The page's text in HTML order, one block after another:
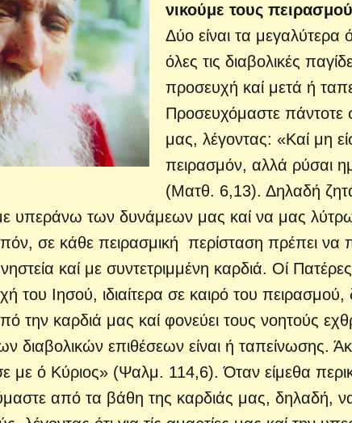
νικούμε τους
Δύο είναι τα μεγαλύτερα
όλες τις διαβολικές
προσευχή καί μετά ή
Προσευχόμαστε πάντοτε
μας, λέγον­τας: «Καί μη
πειρασμόν, αλλά ρύσαι
(Ματθ. 6,13). Δηλαδή
υπεράνω των δυνάμεων μας καί να μας
σε κάθε πειρασμική περίσταση πρέπει
καί με συντετριμμένη καρδιά. Οί
του Ιησού, ιδιαίτερα σε καιρό του πειρασμού,
την καρδιά μας καί φονεύει τους νοητούς
διαβολικών επιθέσεων είναι ή ταπείνωσης.
με ό Κύ­ριος» (Ψαλμ. 114,6). Όταν είμεθα
από τα βάθη της καρδιάς μας, δηλα­δή,